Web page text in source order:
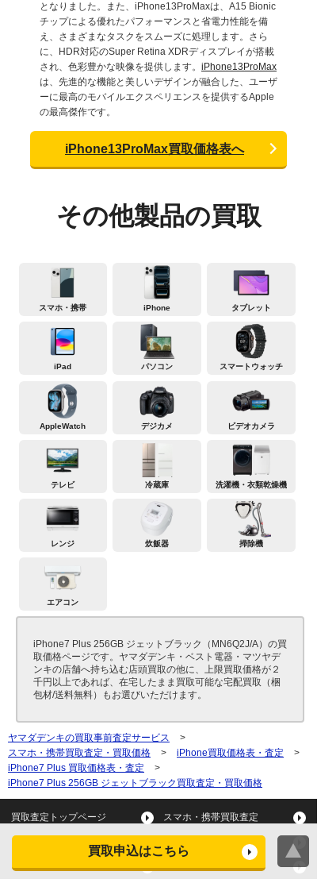
買取申込はこちら
となりました。また、iPhone13ProMaxは、A15 Bionic
チップによる優れたパフォーマンスと省電力性能を備
え、さまざまなタスクをスムーズに処理します。さら
に、HDR対応のSuper Retina XDRディスプレイが搭載
され、色彩豊かな映像を提供します。 iPhone13ProMax
は、先進的な機能と美しいデザインが融合した、ユーザ
ーに最高のモバイルエクスペリエンスを提供するApple
の最高傑作です。
iPhone13ProMax買取価格表へ
その他製品の買取
スマホ・携帯 iPhone タブレット
iPad パソコン スマートウォッチ
AppleWatch デジカメ ビデオカメラ
テレビ 冷蔵庫 洗濯機・衣類乾燥機
レンジ 炊飯器 掃除機
エアコン
iPhone7 Plus 256GB ジェットブラック（MN6Q2J/A）の買
取価格ページです。ヤマダデンキ・ベスト電器・マツヤデ
ンキの店舗へ持ち込む店頭買取の他に、上限買取価格が２
千円以上であれば、在宅したまま買取可能な宅配買取（梱
包材/送料無料）もお選びいただけます。
ヤマダデンキの買取事前査定サービス
>
スマホ・携帯買取査定・買取価格
> iPhone買取価格表・査定
>
iPhone7 Plus 買取価格表・査定
>
iPhone7 Plus 256GB ジェットブラック買取査定・買取価格
買取査定トップページ スマホ・携帯買取査定
タブレット買取査定
スマートウォッチ買取査定 デジカメ買取査定